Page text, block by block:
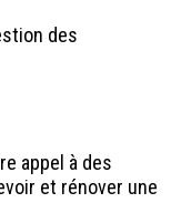
des
appel à des
et rénover une